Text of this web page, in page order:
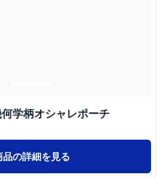
学柄オシャレポーチ
品の詳細を見る